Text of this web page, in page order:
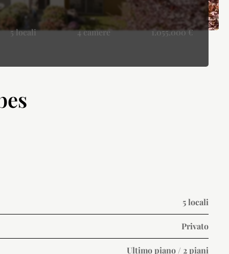
5 locali 4 camere 1.055.000 €
5 locali
Privato
Ultimo piano / 2 piani